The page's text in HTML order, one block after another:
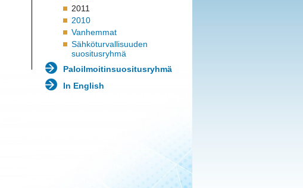
2011
2010
Vanhemmat
Sähköturvallisuuden
suositusryhmä
Paloilmoitinsuositusryhmä
In English